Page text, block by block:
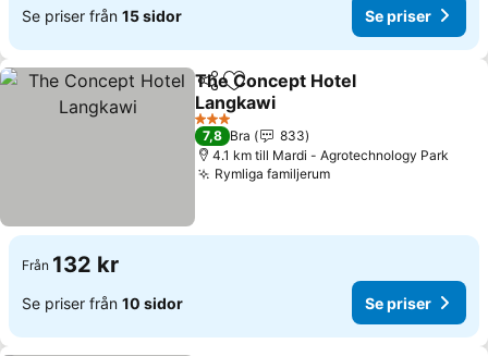
Se priser från 15 sidor Se priser
Dela Lägg till i Mina Favoriter
The Concept Hotel
Langkawi
Se priser
3 Stjärnor
7,8 Bra
833
4.1 km till Mardi - Agrotechnology Park
Rymliga familjerumSe priser
Från 132 kr
Se priser från 10 sidor Se priser